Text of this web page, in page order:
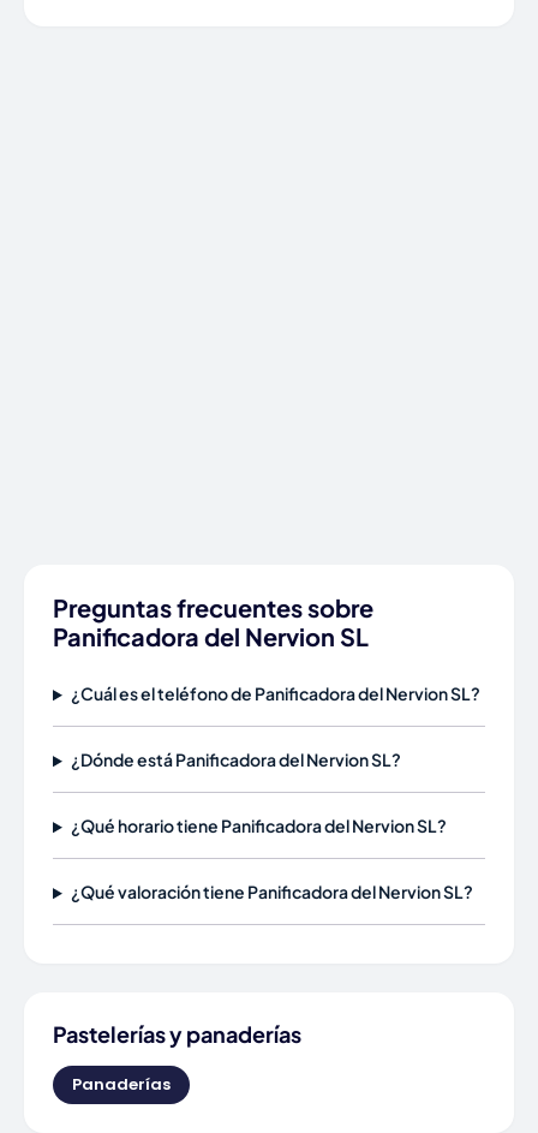
Preguntas frecuentes sobre
Panificadora del Nervion SL
¿Cuál es el teléfono de Panificadora del Nervion SL?
¿Dónde está Panificadora del Nervion SL?
¿Qué horario tiene Panificadora del Nervion SL?
¿Qué valoración tiene Panificadora del Nervion SL?
Pastelerías y panaderías
Panaderías